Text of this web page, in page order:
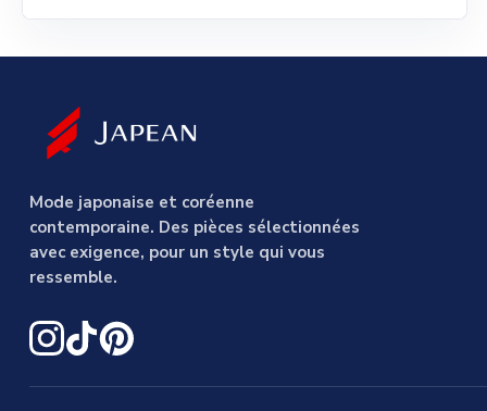
Mode japonaise et coréenne
contemporaine. Des pièces sélectionnées
avec exigence, pour un style qui vous
ressemble.